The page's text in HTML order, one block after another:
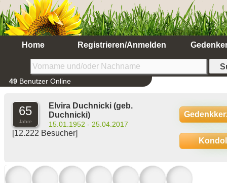
Home Registrieren/Anmelden
49 Benutzer Online
65
Jahre
Elvira Duchnicki (geb.
Duchnicki)
15.01.1952 - 25.04.2017
[12.222 Besucher]